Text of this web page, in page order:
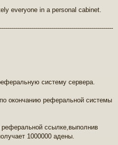
everyone in a personal cabinet.
систему сервера.
окончанию реферальной системы
ссылке,выполнив
1000000 адены.